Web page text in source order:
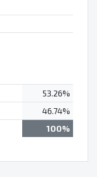
53.26%
46.74%
100%